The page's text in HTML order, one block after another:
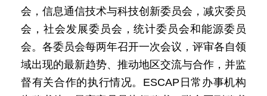
会，信息通信技术与科技创新委员会，减灾委员
会，社会发展委员会，统计委员会和能源委员
会。各委员会每两年召开一次会议，评审各自领
域出现的最新趋势、推动地区交流与合作，并监
督有关合作的执行情况。ESCAP日常办事机构